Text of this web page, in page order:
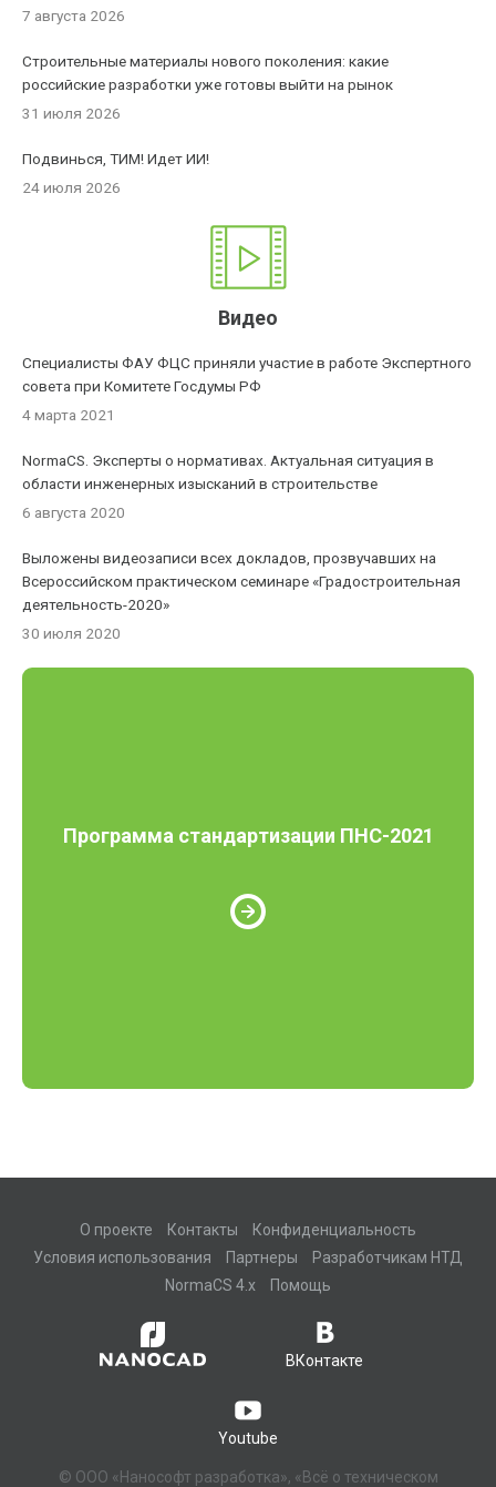
7 августа 2026
Строительные материалы нового поколения: какие
российские разработки уже готовы выйти на рынок
31 июля 2026
Подвинься, ТИМ! Идет ИИ!
24 июля 2026
Видео
Специалисты ФАУ ФЦС приняли участие в работе Экспертного
совета при Комитете Госдумы РФ
4 марта 2021
NormaCS. Эксперты о нормативах. Актуальная ситуация в
области инженерных изысканий в строительстве
6 августа 2020
Выложены видеозаписи всех докладов, прозвучавших на
Всероссийском практическом семинаре «Градостроительная
деятельность-2020»
30 июля 2020
Программа стандартизации ПНС-2021
О проекте Контакты
Конфиденциальность
Условия использования
Партнеры
Разработчикам НТД
NormaCS 4.x
Помощь
ВКонтакте
Youtube
© ООО «Нанософт разработка», «Всё о техническом